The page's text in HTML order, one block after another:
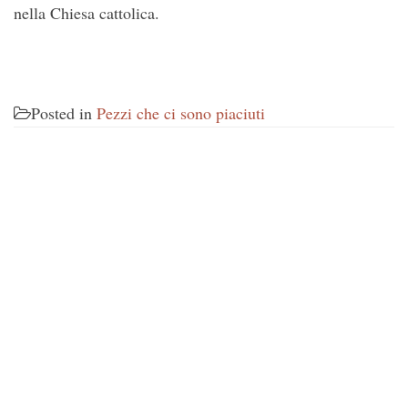
nella Chiesa cattolica.
Posted in Pezzi che ci sono piaciuti